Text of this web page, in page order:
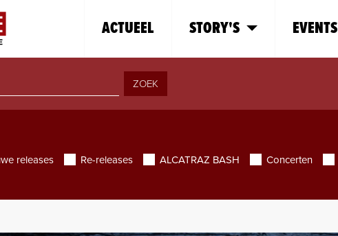
ACTUEEL STORY'S EVENTS
ZOEK
releases Re-releases ALCATRAZ BASH Concerten